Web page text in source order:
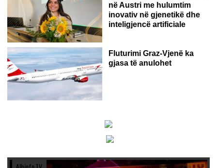
në Austri me hulumtim
inovativ në gjenetikë dhe
inteligjencë artificiale
Fluturimi Graz-Vjenë ka
gjasa të anulohet